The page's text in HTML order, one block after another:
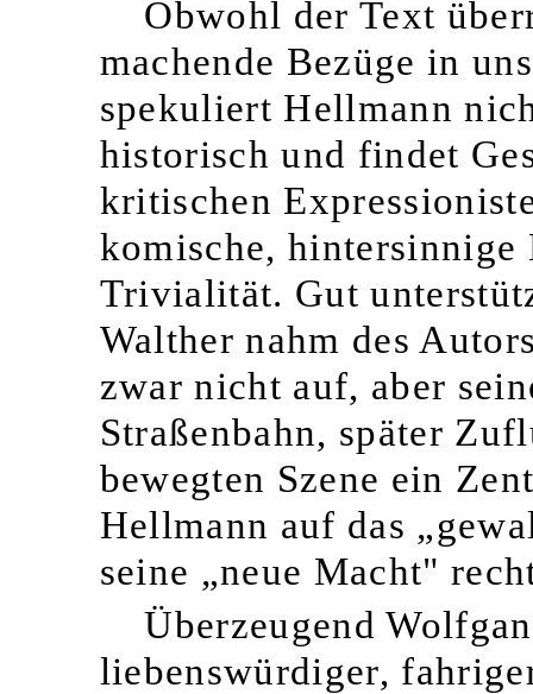
Obwohl der Text
machende Bezüge in
spekuliert Hellmann
historisch und findet
kritischen
komische, hintersinnige
Trivialität. Gut
Walther nahm des
zwar nicht auf, aber
Straßenbahn, später
bewegten Szene ein
Hellmann auf das
seine „neue Macht"
Überzeugend
liebenswürdiger,